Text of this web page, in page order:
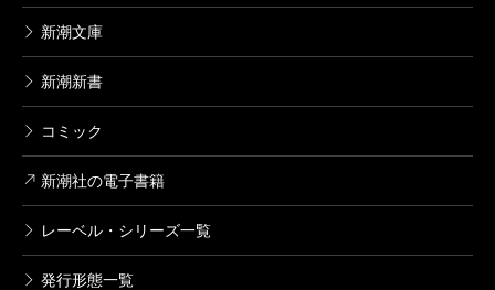
スト）が彼のテーマである。彼の登場人物はわた
したちがそうであるようにみな幽霊をしょってい
る」と述べている。いうまでもなく、東のデリダ
論『存在論的、郵便的』の第一章は「幽霊に憑か
れた哲学」と題されていた。
こうした共鳴が生じるのは、ロスマクが「家
系」、すなわち個人を同定（アイデンティファ
イ）する情報の伝達経路という問題を扱っている
からだ。六〇年代の彼の小説、特に『ウィチャリ
新潮文庫
新潮新書
コミック
新潮社の電子書籍
レーベル・シリーズ一覧
発行形態一覧